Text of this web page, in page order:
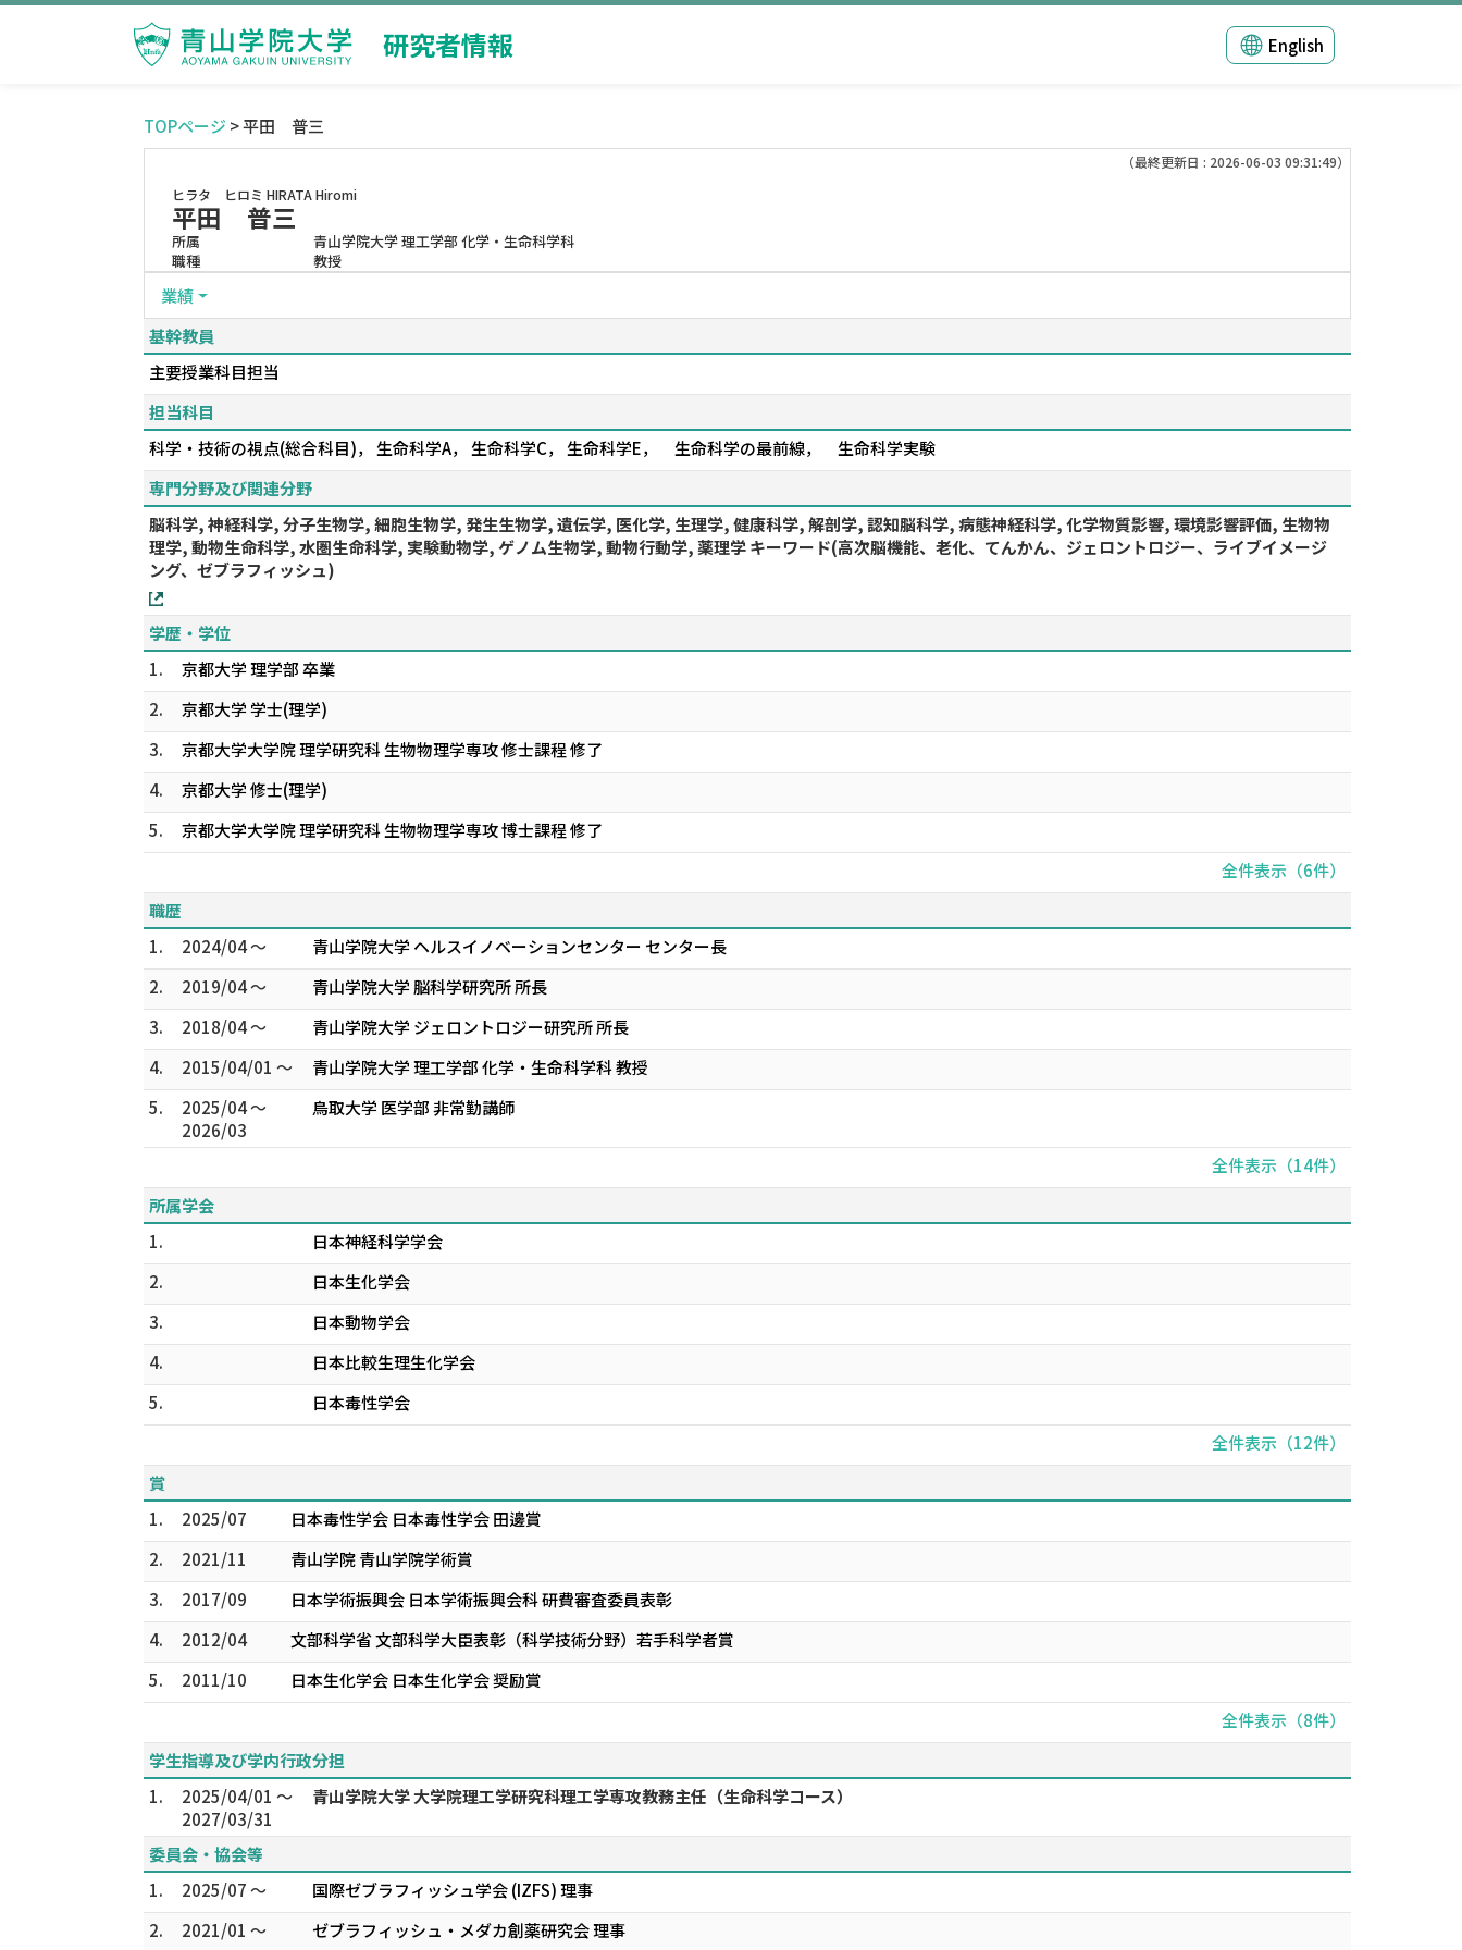
研究者情報 English
TOPページ > 平田 普三
（最終更新日 : 2026-06-03 09:31:49）
ヒラタ ヒロミ HIRATA Hiromi
平田 普三
所属
青山学院大学 理工学部 化学・生命科学科
職種
教授
業績
基幹教員
主要授業科目担当
担当科目
科学・技術の視点(総合科目)， 生命科学A， 生命科学C， 生命科学E， 生命科学の最前線， 生命科学実験
専門分野及び関連分野
脳科学, 神経科学, 分子生物学, 細胞生物学, 発生生物学, 遺伝学, 医化学, 生理学, 健康科学, 解剖学, 認知脳科学, 病態神経科学, 化学物質影響, 環境影響評価, 生物物
理学, 動物生命科学, 水圏生命科学, 実験動物学, ゲノム生物学, 動物行動学, 薬理学 キーワード(高次脳機能、老化、てんかん、ジェロントロジー、ライブイメージ
ング、ゼブラフィッシュ)
学歴・学位
1.
京都大学 理学部 卒業
2.
京都大学 学士(理学)
3.
京都大学大学院 理学研究科 生物物理学専攻 修士課程 修了
4.
京都大学 修士(理学)
5.
京都大学大学院 理学研究科 生物物理学専攻 博士課程 修了
全件表示（6件）
職歴
1.
2024/04 ～
青山学院大学 ヘルスイノベーションセンター センター長
2.
2019/04 ～
青山学院大学 脳科学研究所 所長
3.
2018/04 ～
青山学院大学 ジェロントロジー研究所 所長
4.
2015/04/01 ～
青山学院大学 理工学部 化学・生命科学科 教授
5.
2025/04 ～
2026/03
鳥取大学 医学部 非常勤講師
全件表示（14件）
所属学会
1.
日本神経科学学会
2.
日本生化学会
3.
日本動物学会
4.
日本比較生理生化学会
5.
日本毒性学会
全件表示（12件）
賞
1.
2025/07
日本毒性学会 日本毒性学会 田邊賞
2.
2021/11
青山学院 青山学院学術賞
3.
2017/09
日本学術振興会 日本学術振興会科 研費審査委員表彰
4.
2012/04
文部科学省 文部科学大臣表彰（科学技術分野）若手科学者賞
5.
2011/10
日本生化学会 日本生化学会 奨励賞
全件表示（8件）
学生指導及び学内行政分担
1.
2025/04/01 ～
2027/03/31
青山学院大学 大学院理工学研究科理工学専攻教務主任（生命科学コース）
委員会・協会等
1.
2025/07 ～
国際ゼブラフィッシュ学会 (IZFS) 理事
2.
2021/01 ～ ゼブラフィッシュ・メダカ創薬研究会 理事